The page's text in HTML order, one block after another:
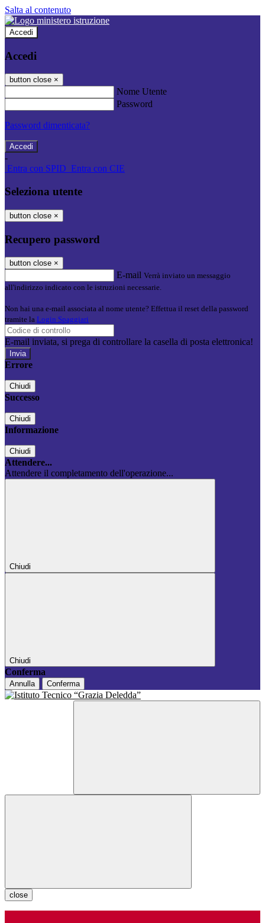
Salta al contenuto
Accedi
Accedi
button close ×
Nome Utente
Password
Password dimenticata?
-
Entra con SPID Entra con CIE
Seleziona utente
button close ×
Recupero password
button close ×
E-mail Verrà inviato un messaggio
all'indirizzo indicato con le istruzioni necessarie.
Non hai una e-mail associata al nome utente? Effettua il reset della password
tramite la Login Spaggiari
E-mail inviata, si prega di controllare la casella di posta elettronica!
Errore
Chiudi
Successo
Chiudi
Informazione
Chiudi
Attendere...
Attendere il completamento dell'operazione...
Chiudi
Chiudi
Conferma
Annulla Conferma
close